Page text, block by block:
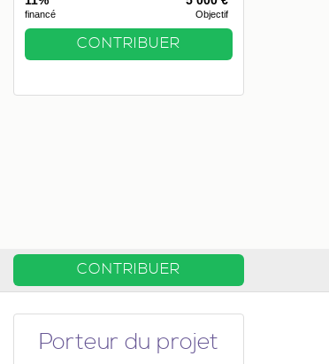
financé Objectif
CONTRIBUER
CONTRIBUER
Porteur du projet